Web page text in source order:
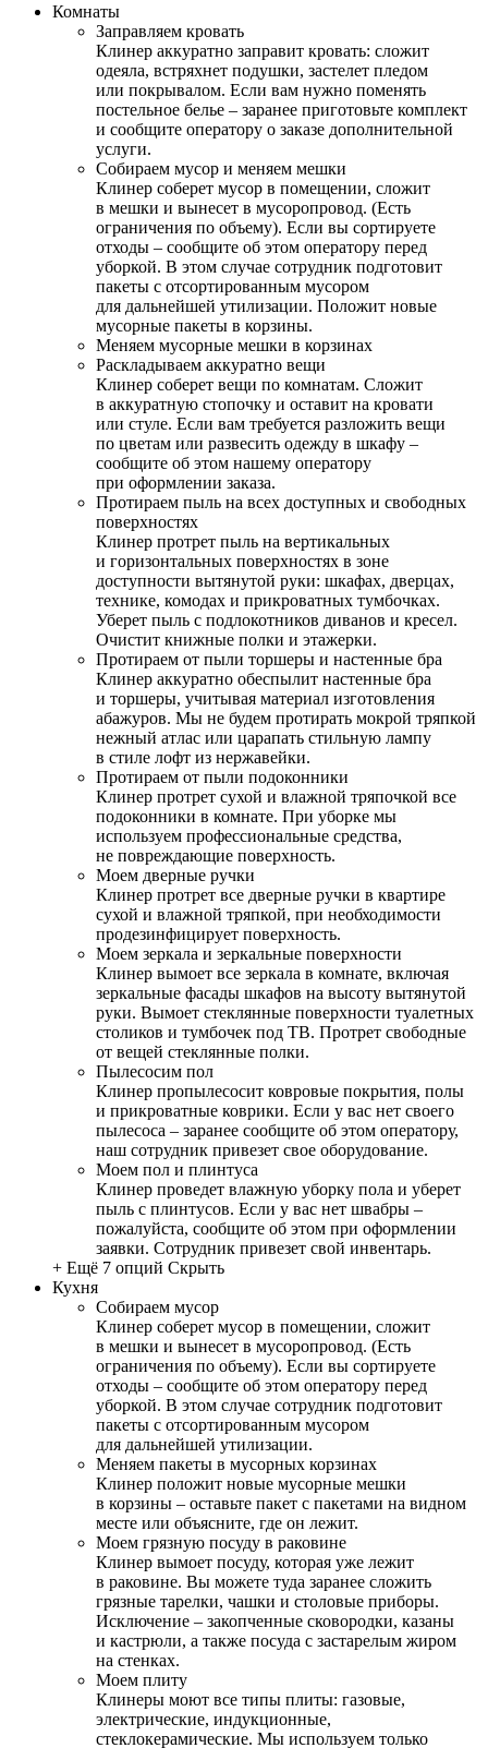
Комнаты
Заправляем кровать
Клинер аккуратно заправит кровать: сложит
одеяла, встряхнет подушки, застелет пледом
или покрывалом. Если вам нужно поменять
постельное белье – заранее приготовьте комплект
и сообщите оператору о заказе дополнительной
услуги.
Собираем мусор и меняем мешки
Клинер соберет мусор в помещении, сложит
в мешки и вынесет в мусоропровод. (Есть
ограничения по объему). Если вы сортируете
отходы – сообщите об этом оператору перед
уборкой. В этом случае сотрудник подготовит
пакеты с отсортированным мусором
для дальнейшей утилизации. Положит новые
мусорные пакеты в корзины.
Меняем мусорные мешки в корзинах
Раскладываем аккуратно вещи
Клинер соберет вещи по комнатам. Сложит
в аккуратную стопочку и оставит на кровати
или стуле. Если вам требуется разложить вещи
по цветам или развесить одежду в шкафу –
сообщите об этом нашему оператору
при оформлении заказа.
Протираем пыль на всех доступных и свободных
поверхностях
Клинер протрет пыль на вертикальных
и горизонтальных поверхностях в зоне
доступности вытянутой руки: шкафах, дверцах,
технике, комодах и прикроватных тумбочках.
Уберет пыль с подлокотников диванов и кресел.
Очистит книжные полки и этажерки.
Протираем от пыли торшеры и настенные бра
Клинер аккуратно обеспылит настенные бра
и торшеры, учитывая материал изготовления
абажуров. Мы не будем протирать мокрой тряпкой
нежный атлас или царапать стильную лампу
в стиле лофт из нержавейки.
Протираем от пыли подоконники
Клинер протрет сухой и влажной тряпочкой все
подоконники в комнате. При уборке мы
используем профессиональные средства,
не повреждающие поверхность.
Моем дверные ручки
Клинер протрет все дверные ручки в квартире
сухой и влажной тряпкой, при необходимости
продезинфицирует поверхность.
Моем зеркала и зеркальные поверхности
Клинер вымоет все зеркала в комнате, включая
зеркальные фасады шкафов на высоту вытянутой
руки. Вымоет стеклянные поверхности туалетных
столиков и тумбочек под ТВ. Протрет свободные
от вещей стеклянные полки.
Пылесосим пол
Клинер пропылесосит ковровые покрытия, полы
и прикроватные коврики. Если у вас нет своего
пылесоса – заранее сообщите об этом оператору,
наш сотрудник привезет свое оборудование.
Моем пол и плинтуса
Клинер проведет влажную уборку пола и уберет
пыль с плинтусов. Если у вас нет швабры –
пожалуйста, сообщите об этом при оформлении
заявки. Сотрудник привезет свой инвентарь.
+ Ещё 7 опций Скрыть
Кухня
Собираем мусор
Клинер соберет мусор в помещении, сложит
в мешки и вынесет в мусоропровод. (Есть
ограничения по объему). Если вы сортируете
отходы – сообщите об этом оператору перед
уборкой. В этом случае сотрудник подготовит
пакеты с отсортированным мусором
для дальнейшей утилизации.
Меняем пакеты в мусорных корзинах
Клинер положит новые мусорные мешки
в корзины – оставьте пакет с пакетами на видном
месте или объясните, где он лежит.
Моем грязную посуду в раковине
Клинер вымоет посуду, которая уже лежит
в раковине. Вы можете туда заранее сложить
грязные тарелки, чашки и столовые приборы.
Исключение – закопченные сковородки, казаны
и кастрюли, а также посуда с застарелым жиром
на стенках.
Моем плиту
Клинеры моют все типы плиты: газовые,
электрические, индукционные,
стеклокерамические. Мы используем только